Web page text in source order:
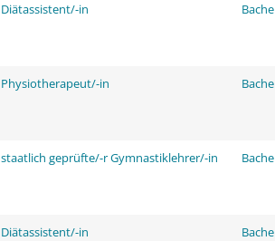
Diätassistent/-in
Physiotherapeut/-in
staatlich geprüfte/-r Gymnastiklehrer/-in
Diätassistent/-in